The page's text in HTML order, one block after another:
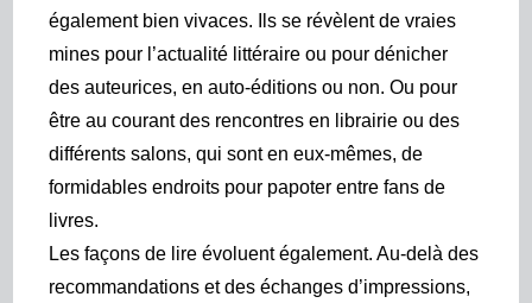
également bien vivaces. Ils se révèlent de vraies
mines pour l’actualité littéraire ou pour dénicher
des auteurices, en auto-éditions ou non. Ou pour
être au courant des rencontres en librairie ou des
différents salons, qui sont en eux-mêmes, de
formidables endroits pour papoter entre fans de
livres.
Les façons de lire évoluent également. Au-delà des
recommandations et des échanges d’impressions,